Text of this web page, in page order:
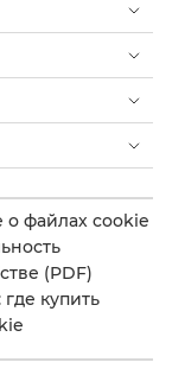
файлах cookie
(PDF)
купить